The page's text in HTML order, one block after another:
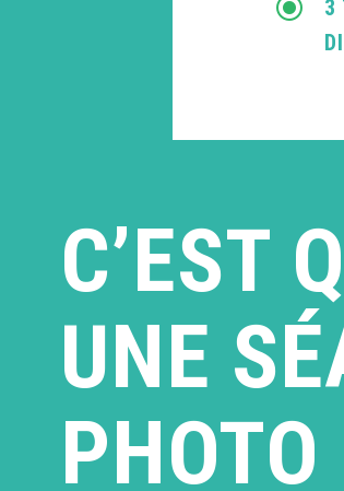
\
3
C’EST
UNE